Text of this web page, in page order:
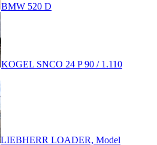
BMW 520 D
KOGEL SNCO 24 P 90 / 1.110
LIEBHERR LOADER, Model